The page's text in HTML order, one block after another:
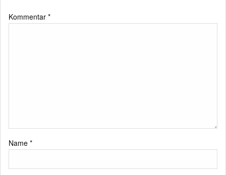
Kommentar *
Name *